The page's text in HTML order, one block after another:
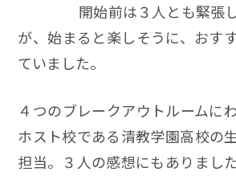
開始前は３人とも緊張し
が、始まると楽しそうに、おす
ていました。
４つのブレークアウトルームに
ホスト校である清教学園高校の
担当。３人の感想にもありまし